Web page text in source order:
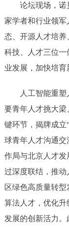
论坛现场，诺
家学者和行业领
态、开源人才培养
科技、人才三位
业发展，加快培育
人工智能重
要青年人才挑大
键环节，揭牌成立
球青年人才沟通交
作局与北京人才发
过深度联结，推
区绿色高质量转
算法人才，优化
发展的创新活力